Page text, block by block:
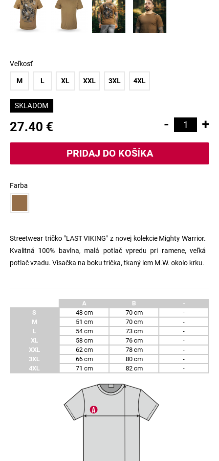
Veľkosť
M L XL XXL 3XL 4XL
SKLADOM
27.40 € - +
Farba
Streetwear tričko "LAST VIKING" z novej kolekcie Mighty Warrior.
Kvalitná 100% bavlna, malá potlač vpredu pri ramene, veľká
potlač vzadu. Visačka na boku trička, tkaný lem M.W. okolo krku.
A B
-
S
48 cm 70 cm
-
M
51 cm 70 cm
-
L
54 cm 73 cm
-
XL
58 cm 76 cm
-
XXL
62 cm 78 cm
-
3XL
66 cm 80 cm
-
4XL
71 cm 82 cm -